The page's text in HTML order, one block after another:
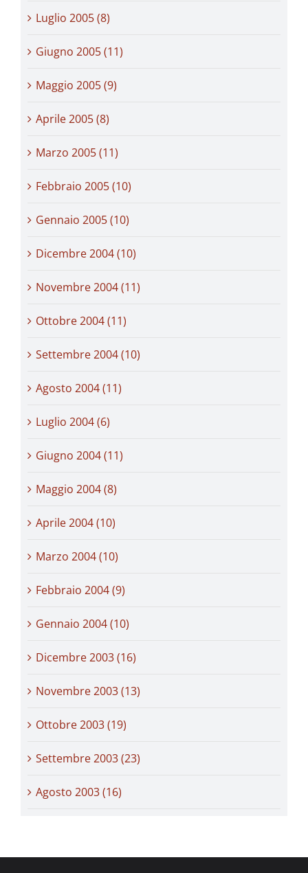
Luglio 2005 (8)
Giugno 2005 (11)
Maggio 2005 (9)
Aprile 2005 (8)
Marzo 2005 (11)
Febbraio 2005 (10)
Gennaio 2005 (10)
Dicembre 2004 (10)
Novembre 2004 (11)
Ottobre 2004 (11)
Settembre 2004 (10)
Agosto 2004 (11)
Luglio 2004 (6)
Giugno 2004 (11)
Maggio 2004 (8)
Aprile 2004 (10)
Marzo 2004 (10)
Febbraio 2004 (9)
Gennaio 2004 (10)
Dicembre 2003 (16)
Novembre 2003 (13)
Ottobre 2003 (19)
Settembre 2003 (23)
Agosto 2003 (16)